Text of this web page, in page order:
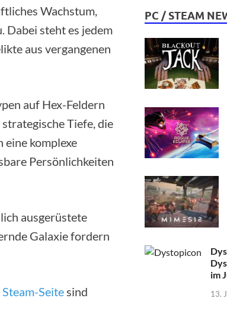
Wachstum,
Dabei steht es jedem
aus vergangenen
auf Hex-Feldern
Tiefe, die
eine komplexe
Persönlichkeiten
ausgerüstete
Galaxie fordern
Steam-Seitesind
PC / STEAM
im
13.